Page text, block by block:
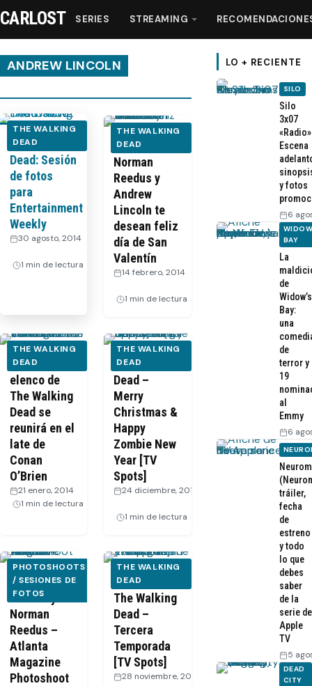
Streaming
Recomendaciones
Videos
Webisodios
CARLOST SERIES STREAMING
ANDREW LINCOLN
THE WALKING
DEAD
The Walking
Dead: Sesión
de fotos
para
Entertainment
Weekly
30 agosto, 2014
1 min de lectura
THE WALKING
DEAD
VIDEO –
Norman
Reedus y
Andrew
Lincoln te
desean feliz
día de San
Valentín
14 febrero, 2014
1 min de lectura
THE WALKING
DEAD
Parte del
elenco de
The Walking
Dead se
reunirá en el
late de
Conan
O’Brien
21 enero, 2014
1 min de lectura
THE WALKING
DEAD
The Walking
Dead –
Merry
Christmas &
Happy
Zombie New
Year [TV
Spots]
24 diciembre, 2013
1 min de lectura
PHOTOSHOOTS
/ SESIONES DE
FOTOS
Andrew
Lincoln y
Norman
Reedus –
Atlanta
Magazine
Photoshoot
THE WALKING
DEAD
El Cast de
The Walking
Dead –
Tercera
Temporada
[TV Spots]
28 noviembre, 2012
LO + RECIENTE
SILO
Silo
3x07
Escena
y fotos
6
BAY
La
de
Widow’s
Bay:
una
de
terror y
19
al
Emmy
6
tráiler,
fecha
de
estreno
y todo
lo que
debes
saber
de la
serie de
Apple
TV
5
DEAD
CITY